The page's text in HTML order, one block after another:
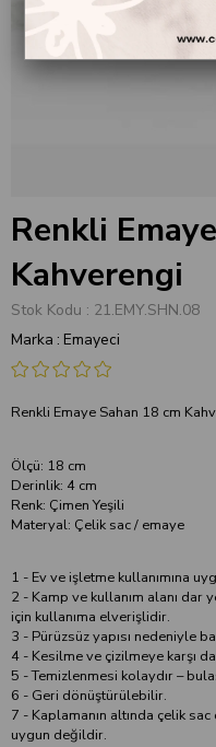
Renkli
Kahverengi
Stok Kodu
21.EMY.SHN.08
Marka : Emayeci
Renkli Emaye Sahan 18 cm
Ölçü: 18 cm
Derinlik: 4 cm
Renk: Çimen Yeşili
Materyal: Çelik sac / emaye
1 - Ev ve işletme kullanımına
2 - Kamp ve kullanım alanı
için kullanıma elverişlidir.
3 - Pürüzsüz yapısı nedeniyle
4 - Kesilme ve çizilmeye karşı
5 - Temizlenmesi kolaydır –
6 - Geri dönüştürülebilir.
7 - Kaplamanın altında çelik
uygun değildir.